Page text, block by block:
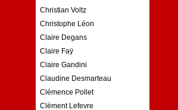
Christian Voltz
Christophe Léon
Claire Degans
Claire Faÿ
Claire Gandini
Claudine Desmarteau
Clémence Pollet
Clément Lefevre